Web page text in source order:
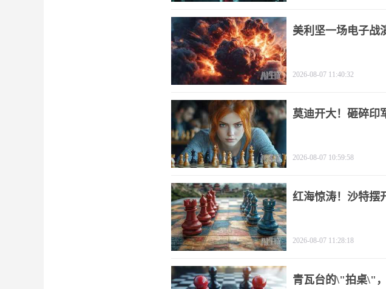
美利坚一场电子战
2026-08-07 11:40:32
莫迪开大！砸碎印
2026-08-07 10:59:58
红海惊涛！沙特摆
2026-08-07 11:28:18
青瓦台的\"拍桌\"